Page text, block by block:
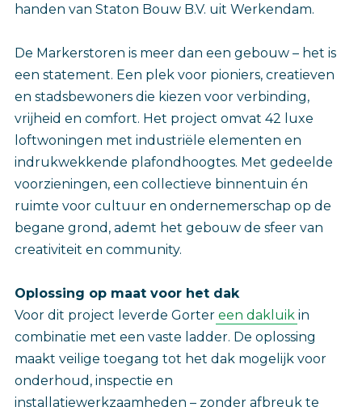
handen van Staton Bouw B.V. uit Werkendam.
De Markerstoren is meer dan een gebouw – het is
een statement. Een plek voor pioniers, creatieven
en stadsbewoners die kiezen voor verbinding,
vrijheid en comfort. Het project omvat 42 luxe
loftwoningen met industriële elementen en
indrukwekkende plafondhoogtes. Met gedeelde
voorzieningen, een collectieve binnentuin én
ruimte voor cultuur en ondernemerschap op de
begane grond, ademt het gebouw de sfeer van
creativiteit en community.
Oplossing op maat voor het dak
Voor dit project leverde Gorter een dakluik in
combinatie met een vaste ladder. De oplossing
maakt veilige toegang tot het dak mogelijk voor
onderhoud, inspectie en
installatiewerkzaamheden – zonder afbreuk te